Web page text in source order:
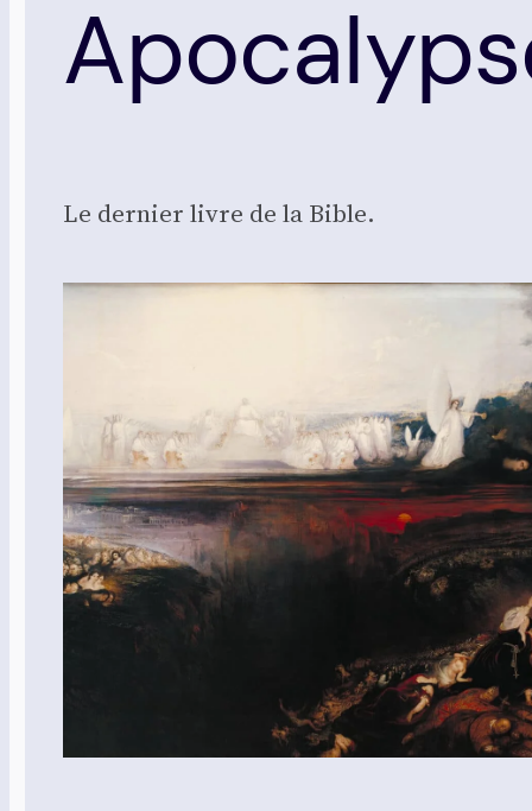
Le der­nier livre de la Bible.